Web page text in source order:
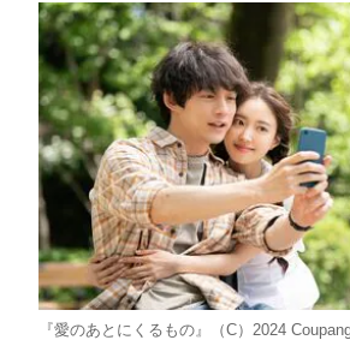
『愛のあとにくるもの』（C）2024